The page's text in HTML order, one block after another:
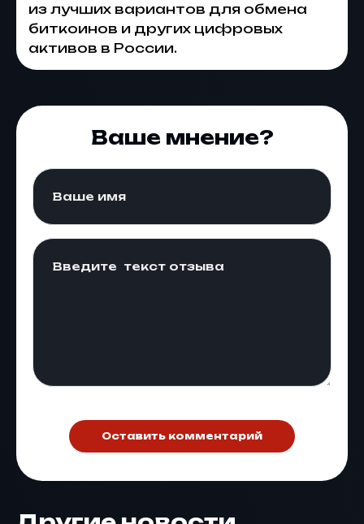
из лучших вариантов для обмена
биткоинов и других цифровых
активов в России.
Ваше мнение?
Оставить комментарий